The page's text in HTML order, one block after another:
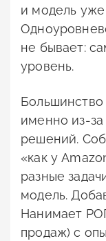
и модель уже
не бывает:
уровень.
именно из-
решений.
«как у
разные
модель.
Нанимает
продаж) с